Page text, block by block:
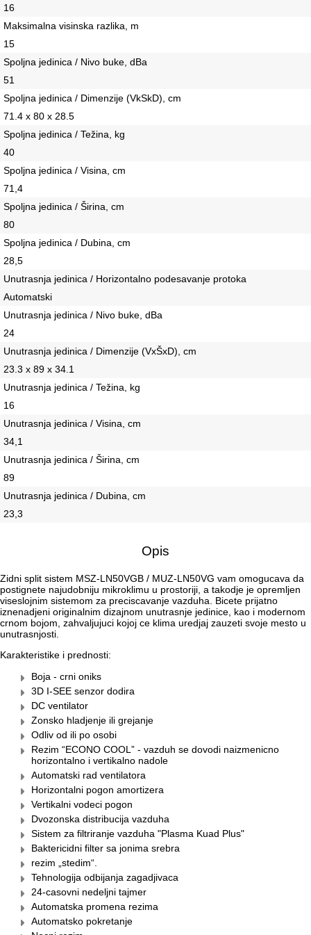
16
Maksimalna visinska razlika, m
15
Spoljna jedinica / Nivo buke, dBa
51
Spoljna jedinica / Dimenzije (VkSkD), сm
71.4 x 80 x 28.5
Spoljna jedinica / Težina, kg
40
Spoljna jedinica / Visina, сm
71,4
Spoljna jedinica / Širina, сm
80
Spoljna jedinica / Dubina, сm
28,5
Unutrasnja jedinica / Horizontalno podesavanje protoka
Automatski
Unutrasnja jedinica / Nivo buke, dBa
24
Unutrasnja jedinica / Dimenzije (VxŠxD), сm
23.3 x 89 x 34.1
Unutrasnja jedinica / Težina, kg
16
Unutrasnja jedinica / Visina, сm
34,1
Unutrasnja jedinica / Širina, сm
89
Unutrasnja jedinica / Dubina, сm
23,3
Opis
Zidni split sistem MSZ-LN50VGB / MUZ-LN50VG vam omogucava da
postignete najudobniju mikroklimu u prostoriji, a takodje je opremljen
viseslojnim sistemom za preciscavanje vazduha. Bicete prijatno
iznenadjeni originalnim dizajnom unutrasnje jedinice, kao i modernom
crnom bojom, zahvaljujuci kojoj ce klima uredjaj zauzeti svoje mesto u
unutrasnjosti.
Karakteristike i prednosti:
Boja - crni oniks
3D I-SEE senzor dodira
DC ventilator
Zonsko hladjenje ili grejanje
Odliv od ili po osobi
Rezim “ECONO COOL” - vazduh se dovodi naizmenicno
horizontalno i vertikalno nadole
Automatski rad ventilatora
Horizontalni pogon amortizera
Vertikalni vodeci pogon
Dvozonska distribucija vazduha
Sistem za filtriranje vazduha "Plasma Kuad Plus"
Baktericidni filter sa jonima srebra
rezim „stedim“.
Tehnologija odbijanja zagadjivaca
24-casovni nedeljni tajmer
Automatska promena rezima
Automatsko pokretanje